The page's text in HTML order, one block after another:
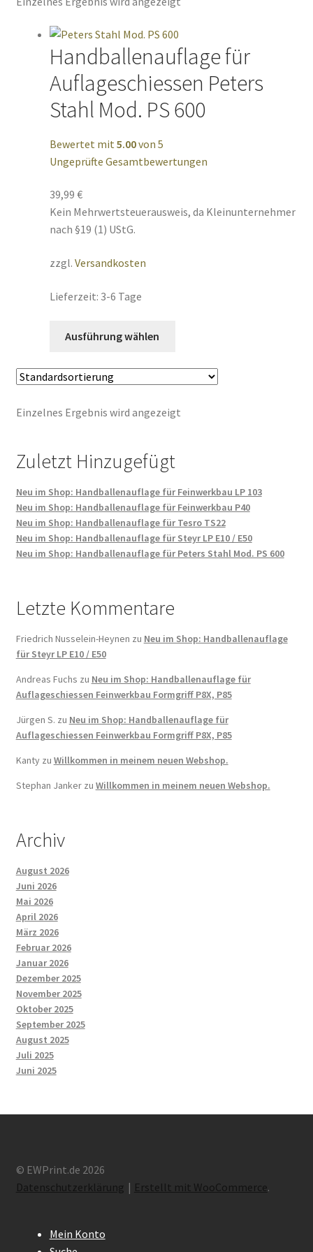
Handballenauflage für
Auflageschiessen Peters
Stahl Mod. PS 600
Bewertet mit 5.00von 5
Ungeprüfte Gesamtbewertungen
39,99 €
Kein Mehrwertsteuerausweis, da Kleinunternehmer
nach §19 (1) UStG.
zzgl. Versandkosten
Lieferzeit: 3-6 Tage
Ausführung wählen
mehrere
auf.
können
auf
der
Produktseite
gewählt
werden
Einzelnes Ergebnis wird angezeigt
Zuletzt Hinzugefügt
Neu im Shop: Handballenauflage für Feinwerkbau LP 103
Neu im Shop: Handballenauflage für Feinwerkbau P40
Neu im Shop: Handballenauflage für Tesro TS22
Neu im Shop: Handballenauflage für Steyr LP E10 / E50
Neu im Shop: Handballenauflage für Peters Stahl Mod. PS 600
Letzte Kommentare
Friedrich Nusselein-Heynen zu Neu im Shop: Handballenauflage
für Steyr LP E10 / E50
Andreas Fuchs zu Neu im Shop: Handballenauflage für
Auflageschiessen Feinwerkbau Formgriff P8X, P85
Jürgen S. zu Neu im Shop: Handballenauflage für
Auflageschiessen Feinwerkbau Formgriff P8X, P85
Kantyzu Willkommen in meinem neuen Webshop.
Stephan Jankerzu Willkommen in meinem neuen Webshop.
Archiv
August 2026
Juni 2026
Mai 2026
April 2026
März 2026
Februar 2026
Januar 2026
Dezember 2025
November 2025
Oktober 2025
September 2025
August 2025
Juli 2025
Juni 2025
© EWPrint.de 2026
Datenschutzerklärung
Erstellt mit WooCommerce.
Mein Konto